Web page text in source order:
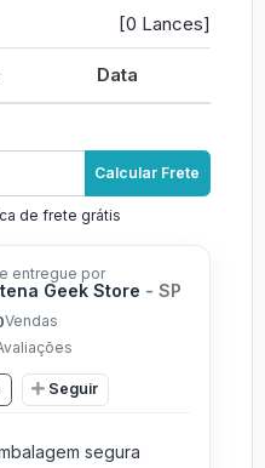
[0 Lances]
Data
Calcular Frete
de frete grátis
entregue por
Geek Store - SP
Vendas
Seguir
segura